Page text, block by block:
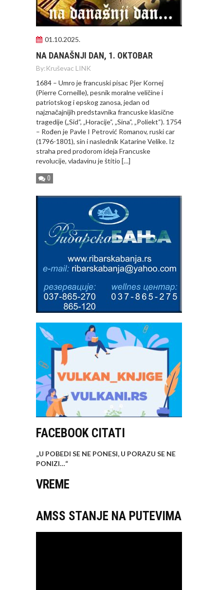
01.10.2025.
NA DANAŠNJI DAN, 1. OKTOBAR
By:Kruševac LINK
1684 – Umro je francuski pisac Pjer Kornej
(Pierre Corneille), pesnik moralne veličine i
patriotskog i epskog zanosa, jedan od
najznačajnijih predstavnika francuske klasične
tragedije („Sid“, „Horacije“, „Sina“, „Poliekt“). 1754
– Rođen je Pavle I Petrović Romanov, ruski car
(1796-1801), sin i naslednik Katarine Velike. Iz
straha pred prodorom ideja Francuske
revolucije, vladavinu je štitio […]
0
FACEBOOK CITATI
„U POBEDI SE NE PONESI, U PORAZU SE NE
PONIZI…“
VREME
AMSS STANJE NA PUTEVIMA